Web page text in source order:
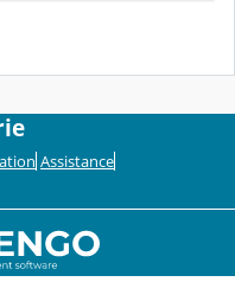
Assistance